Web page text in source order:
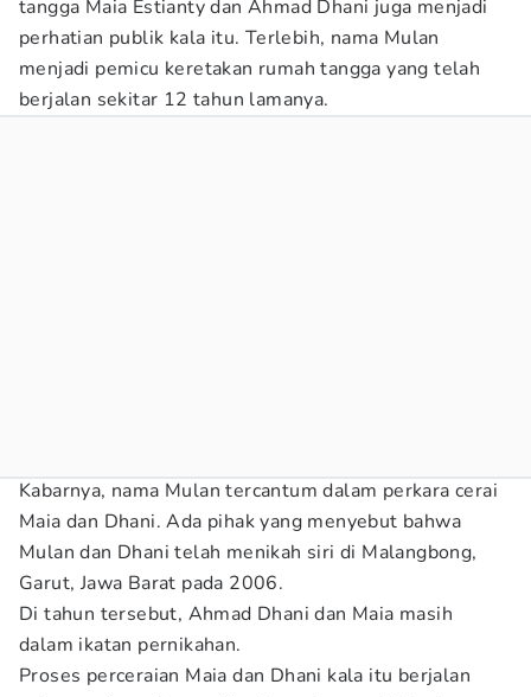
tangga Maia Estianty dan Ahmad Dhani juga menjadi
perhatian publik kala itu. Terlebih, nama Mulan
menjadi pemicu keretakan rumah tangga yang telah
berjalan sekitar 12 tahun lamanya.
Kabarnya, nama Mulan tercantum dalam perkara cerai
Maia dan Dhani. Ada pihak yang menyebut bahwa
Mulan dan Dhani telah menikah siri di Malangbong,
Garut, Jawa Barat pada 2006.
Di tahun tersebut, Ahmad Dhani dan Maia masih
dalam ikatan pernikahan.
Proses perceraian Maia dan Dhani kala itu berjalan